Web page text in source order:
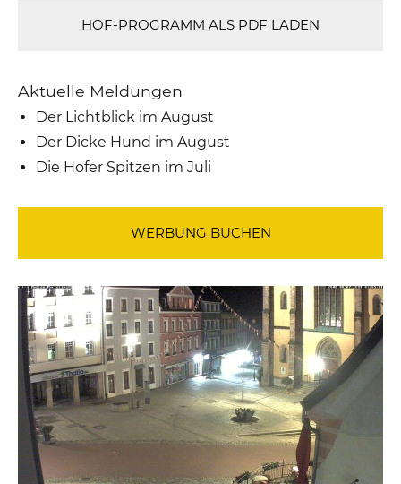
HOF-PROGRAMM ALS PDF LADEN
Aktuelle Meldungen
Der Lichtblick im August
Der Dicke Hund im August
Die Hofer Spitzen im Juli
WERBUNG BUCHEN